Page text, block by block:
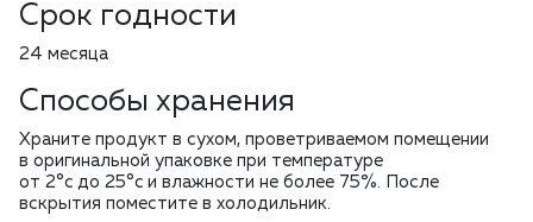
Срок годности
24 месяца
Способы хранения
Храните продукт в сухом, проветриваемом помещении
в оригинальной упаковке при температуре
от 2°c до 25°c и влажности не более 75%. После
вскрытия поместите в холодильник.